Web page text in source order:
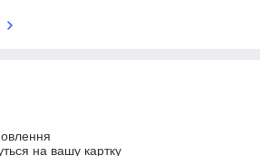
на вашу картку